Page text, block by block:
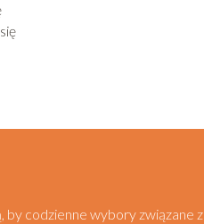
by codzienne wybory związane z